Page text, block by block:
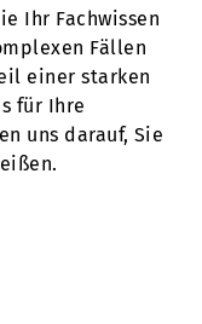
Ihr Fachwissen
Fällen
einer starken
für Ihre
uns darauf, Sie